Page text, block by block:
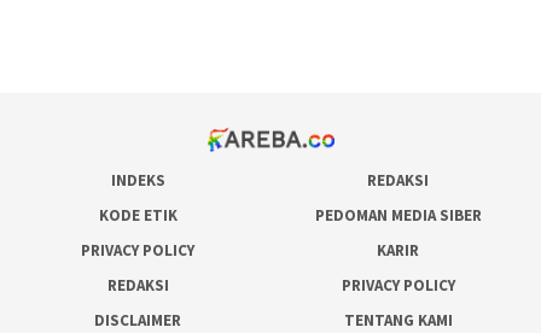
INDEKS
REDAKSI
KODE ETIK
PEDOMAN MEDIA SIBER
PRIVACY POLICY
KARIR
REDAKSI
PRIVACY POLICY
DISCLAIMER
TENTANG KAMI